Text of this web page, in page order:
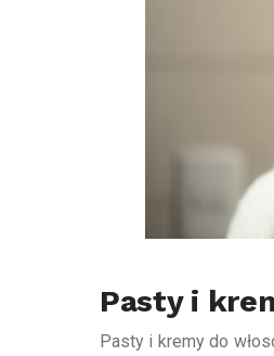
Pasty i
Pasty i kremy do